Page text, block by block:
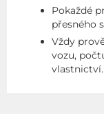
Pokaždé
přesného
Vždy
vozu,
vlastnictví.